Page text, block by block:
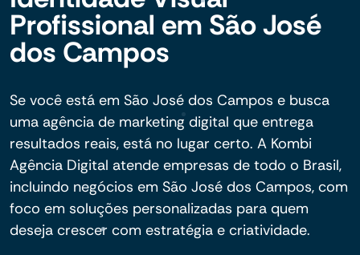
Profissional em São José
dos Campos
Se você está em São José dos Campos e busca
uma agência de marketing digital que entrega
resultados reais, está no lugar certo. A Kombi
Agência Digital atende empresas de todo o Brasil,
incluindo negócios em São José dos Campos, com
foco em soluções personalizadas para quem
deseja crescer com estratégia e criatividade.